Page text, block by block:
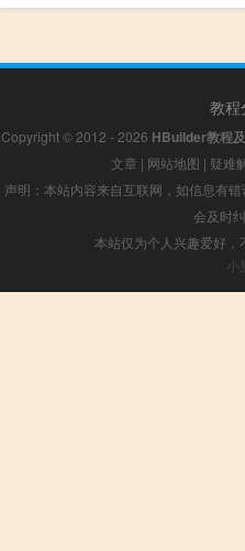
教程
Copyright © 2012 - 2026 HBuilder教程
文章 | 网站地图 | 疑难
声明：本站内容来自互联网，如信息有
会及时
本站仅为个人兴趣爱好
小